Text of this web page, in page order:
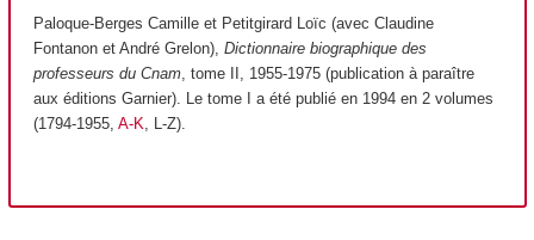
Paloque-Berges Camille et Petitgirard Loïc (avec Claudine
Fontanon et André Grelon), Dictionnaire biographique des
professeurs du Cnam , tome II, 1955-1975 (publication à paraître
aux éditions Garnier). Le tome I a été publié en 1994 en 2 volumes
(1794-1955, A-K , L-Z).